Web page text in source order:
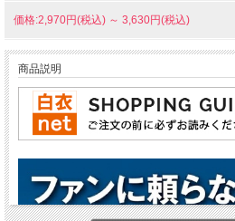
価格:2,970円(税込) ～ 3,630円(税込)
商品説明